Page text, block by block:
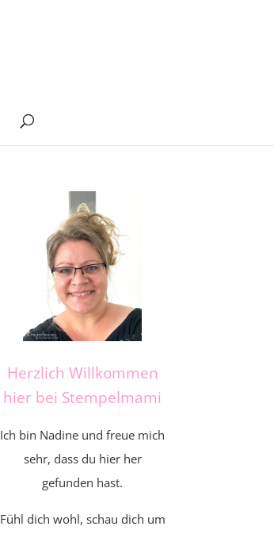
Herzlich Willkommen
hier bei Stempelmami
Ich bin Nadine und freue mich
sehr, dass du hier her
gefunden hast.
Fühl dich wohl, schau dich um